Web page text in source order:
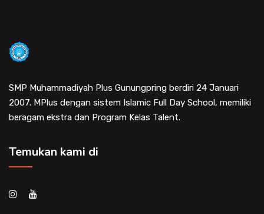
SMP Muhammadiyah Plus Gunungpring berdiri 24 Januari
2007. MPlus dengan sistem Islamic Full Day School, memiliki
beragam ekstra dan Program Kelas Talent.
Temukan kami di